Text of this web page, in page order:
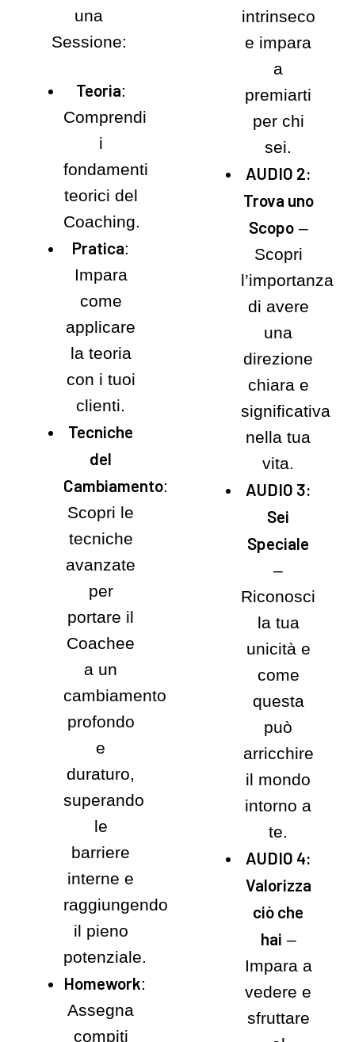
una
Sessione:
Teoria:
Comprendi
i
fondamenti
teorici del
Coaching.
Pratica:
Impara
come
applicare
la teoria
con i tuoi
clienti.
Tecniche
del
Cambiamento:
Scopri le
tecniche
avanzate
per
portare il
Coachee
a un
cambiamento
profondo
e
duraturo,
superando
le
barriere
interne e
raggiungendo
il pieno
potenziale.
Homework:
Assegna
compiti
intrinseco
e impara
a
premiarti
per chi
sei.
AUDIO 2:
Trova uno
Scopo–
Scopri
l’importanza
di avere
una
direzione
chiara e
significativa
nella tua
vita.
AUDIO 3:
Sei
Speciale
–
Riconosci
la tua
unicità e
come
questa
può
arricchire
il mondo
intorno a
te.
AUDIO 4:
Valorizza
ciò che
hai –
Impara a
vedere e
sfruttare